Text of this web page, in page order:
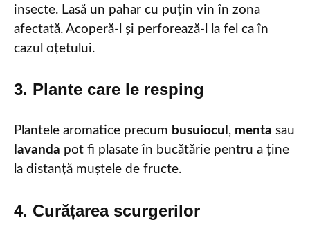
insecte. Lasă un pahar cu puțin vin în zona
afectată. Acoperă-l și perforează-l la fel ca în
cazul oțetului.
3. Plante care le resping
Plantele aromatice precum busuiocul , menta sau
lavanda pot fi plasate în bucătărie pentru a ține
la distanță muștele de fructe.
4. Curățarea scurgerilor